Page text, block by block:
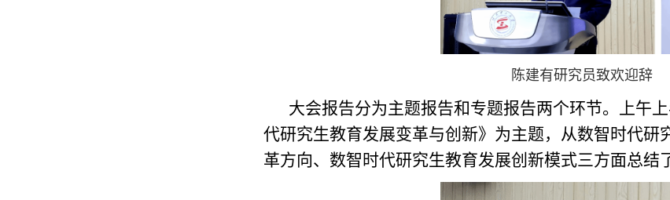
陈建有研究员致欢迎
大会报告分为主题报告和专题报告两个环节。上午
代研究生教育发展变革与创新》为主题，从数智时代
革方向、数智时代研究生教育发展创新模式三方面总结